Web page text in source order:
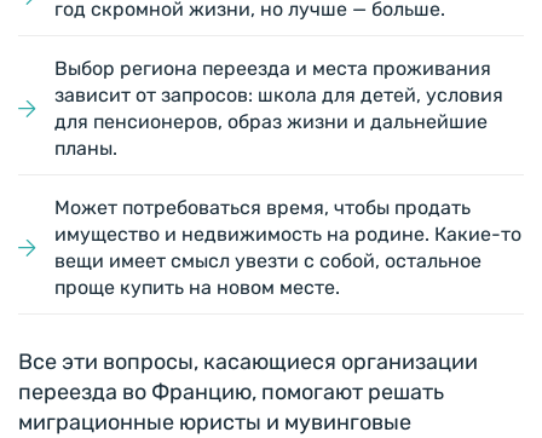
год скромной жизни, но лучше — больше.
Выбор региона переезда и места проживания
зависит от запросов: школа для детей, условия
для пенсионеров, образ жизни и дальнейшие
планы.
Может потребоваться время, чтобы продать
имущество и недвижимость на родине. Какие-то
вещи имеет смысл увезти с собой, остальное
проще купить на новом месте.
Все эти вопросы, касающиеся организации
переезда во Францию, помогают решать
миграционные юристы и мувинговые